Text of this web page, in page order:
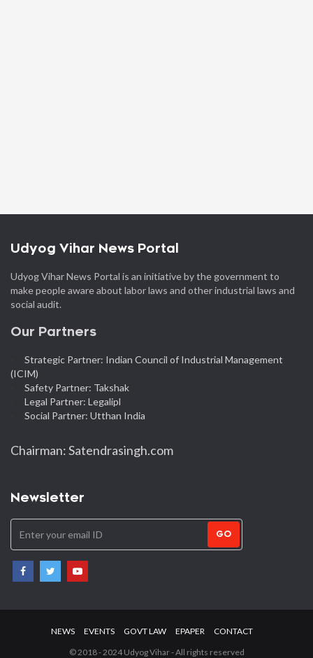
Udyog Vihar News Portal
Udyog Vihar News Portal is an initiative by the government to
make people aware about labor laws and other industrial laws and
social audit.
Our Partners
Strategic Partner: Indian Council of Industrial Management
(ICIM)
Safety Partner: Takshak
Legal Partner: Legalipl
Social Partner: Utthan India
Chairman: Satendrasingh.com
Newsletter
GO
NEWS EVENTS GOVT LAW EPAPER
CONTACT
© 2018 - 2024 Udyog Vihar - All rights reserved